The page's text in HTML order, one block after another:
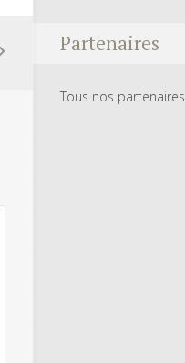
Partenaires
Tous nos partenaires